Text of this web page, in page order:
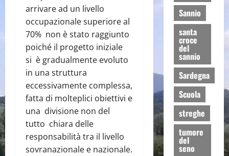
arrivare ad un livello
occupazionale superiore al
70% non è stato raggiunto
poiché il progetto iniziale
si è gradualmente evoluto
in una struttura
eccessivamente complessa,
fatta di molteplici obiettivi e
una divisione non del
tutto chiara delle
responsabilità tra il livello
sovranazionale e nazionale.
Sannio
santa
croce
del
sannio
Sardegna
Scuola
streghe
tumore
del
seno